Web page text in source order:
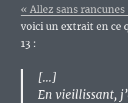
« Allez sans
voici un extrait en ce
13 :
[…]
En vieillissant,